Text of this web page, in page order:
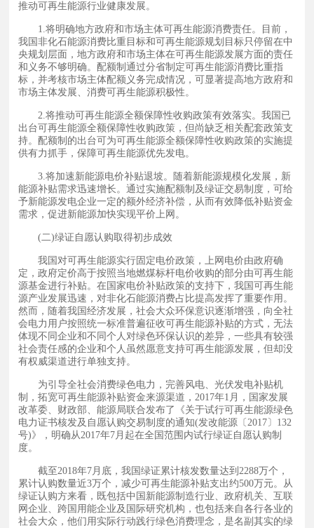
推动可再生能源行业健康发展。
1.将明确地方政府和市场主体可再生能源消费责任。目前，
我国非化石能源消费比重目标和可再生能源规划目标只停留在中
央规划层面，地方政府和市场主体在可再生能源发展方面的责任
和义务不够明确。配额制通过分省制定可再生能源消费比重指
标，并考核市场主体配额义务完成情况，可显著提高地方政府和
市场主体发展、消费可再生能源积极性。
2.将推动可再生能源全额保障性收购政策有效落实。我国已
出台可再生能源全额保障性收购政策，但尚缺乏相关配套政策支
持。配额制的出台可为可再生能源全额保障性收购政策的实施提
供有力抓手，保障可再生能源优先发电。
3.将加速新能源电价补贴退坡。随着新能源规模化发展，新
能源补贴需求迅速增长。通过实施配额制及绿证交易制度，可给
予新能源发电企业一定的额外经济补偿，从而有效降低补贴资金
需求，促进新能源加快实现平价上网。
(二)绿证自愿认购取得初步成效
我国对可再生能源实行固定电价政策，上网电价由政府确
定，政府定价高于按照当地燃煤标杆电价收购的部分由可再生能
源基金进行补贴。在国家电价补贴政策的支持下，我国可再生能
源产业发展迅速，对非化石能源消费占比提高发挥了重要作用。
然而，随着我国经济发展，社会大众环保意识逐渐增强，向全社
会电力用户按照统一标准普遍征收可再生能源补贴的方式，无法
体现不同企业和不同个人对绿色环保认识的差异，一些具有较强
社会责任感的企业和个人虽然愿意支持可再生能源发展，但却没
有权威渠道进行单独支持。
为引导全社会消费绿色电力，完善风电、光伏发电补贴机
制，拓宽可再生能源补贴资金来源渠道，2017年1月，国家发展
改革委、财政部、能源局联合发布了《关于试行可再生能源绿色
电力证书核发及自愿认购交易制度的通知(发改能源〔2017〕132
号)》，明确从2017年7月起在全国范围内试行绿证自愿认购制
度。
截至2018年7月底，我国绿证累计核发数量达到2288万个，
累计认购数量近3万个，减少可再生能源补贴支出约500万元。从
绿证认购方来看，既包括中国新能源制造行业、政府机关、互联
网企业、跨国用能企业及国际研究机构，也包括来自各行各业的
社会大众，他们用实际行动践行绿色消费理念，是名副其实的绿